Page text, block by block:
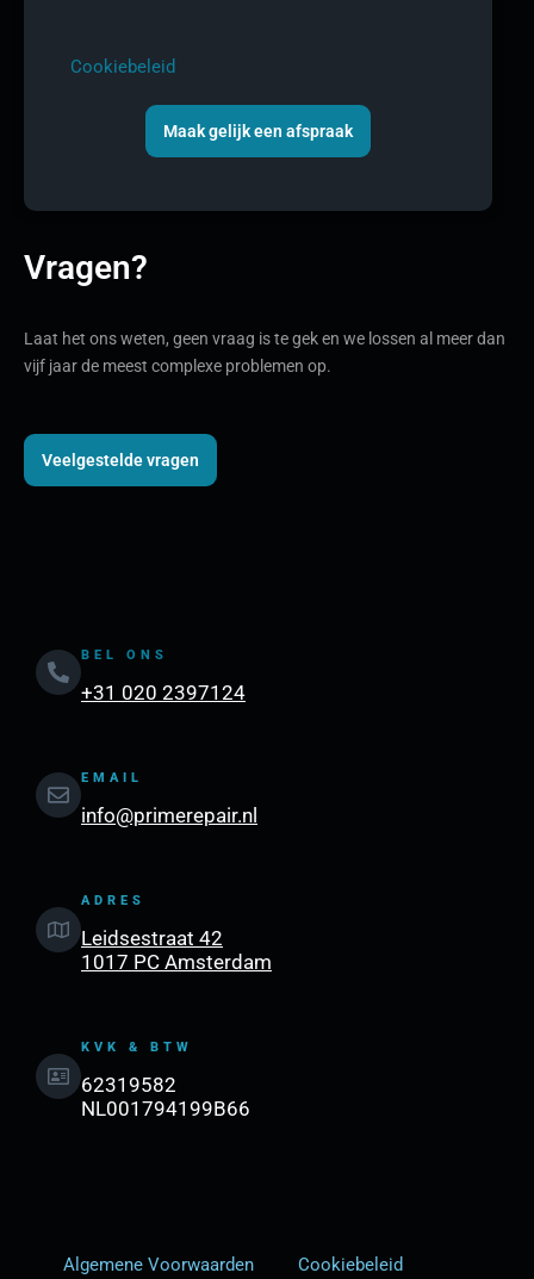
Cookiebeleid
Maak gelijk een afspraak
Vragen?
Laat het ons weten, geen vraag is te gek en we lossen al meer dan
vijf jaar de meest complexe problemen op.
Veelgestelde vragen
BEL ONS
+31 020 2397124
EMAIL
info@primerepair.nl
ADRES
Leidsestraat 42
1017 PC Amsterdam
KVK & BTW
62319582
NL001794199B66
Algemene Voorwaarden Cookiebeleid